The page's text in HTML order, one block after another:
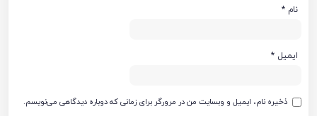
نام *
ایمیل *
ذخیره نام، ایمیل و وبسایت من در مرورگر برای زمانی که دوباره دیدگاهی می‌نویسم.